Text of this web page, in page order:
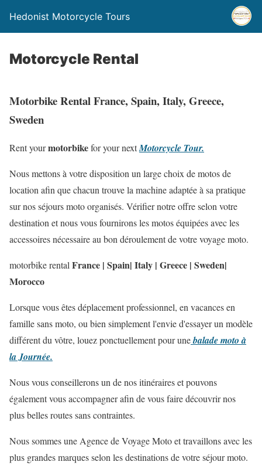
Hedonist Motorcycle Tours
Motorcycle Rental
Motorbike Rental France, Spain, Italy, Greece,
Sweden
Rent yourmotorbikefor your nextMotorcycle Tour.
Nous mettons à votre disposition un large choix de motos de
location afin que chacun trouve la machine adaptée à sa pratique
sur nos séjours moto organisés. Vérifier notre offre selon votre
destination et nous vous fournirons les motos équipées avec les
accessoires nécessaire au bon déroulement de votre voyage moto.
motorbike rentalFrance | Spain| Italy | Greece | Sweden|
Morocco
Lorsque vous êtes déplacement professionnel, en vacances en
famille sans moto, ou bien simplement l'envie d'essayer un modèle
différent du vôtre, louez ponctuellement pour unebalade moto à
la Journée.
Nous vous conseillerons un de nos itinéraires et pouvons
également vous accompagner afin de vous faire découvrir nos
plus belles routes sans contraintes.
Nous sommes une Agence de Voyage Moto et travaillons avec les
plus grandes marques selon les destinations de votre séjour moto.